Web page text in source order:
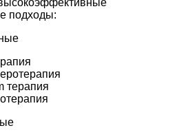
подходы:
терапия